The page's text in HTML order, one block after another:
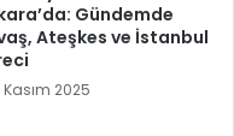
Gündemde
Ateşkes ve İstanbul
Kasım 2025